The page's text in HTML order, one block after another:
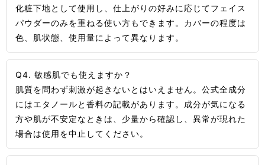
化粧下地として使用し、仕上がりの好みに応じてフェイス
パウダーのみを重ねる使い方もできます。カバーの程度は
色、肌状態、使用量によって異なります。
Q4. 敏感肌でも使えますか？
肌質を問わず刺激が起きないとはいえません。公式全成分
にはエタノールと香料の記載があります。成分が気になる
方や肌が不安定なときは、少量から確認し、異常が現れた
場合は使用を中止してください。